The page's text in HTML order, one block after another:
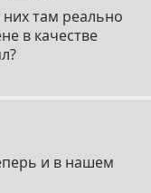
них там реально
в качестве
и в нашем